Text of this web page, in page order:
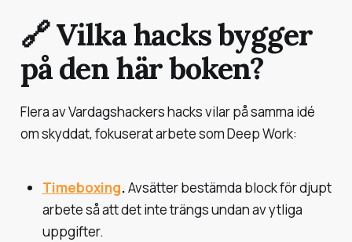
🔗 Vilka hacks bygger
på den här boken?
Flera av Vardagshackers hacks vilar på samma idé
om skyddat, fokuserat arbete som Deep Work:
Timeboxing.Avsätter bestämda block för djupt
arbete så att det inte trängs undan av ytliga
uppgifter.